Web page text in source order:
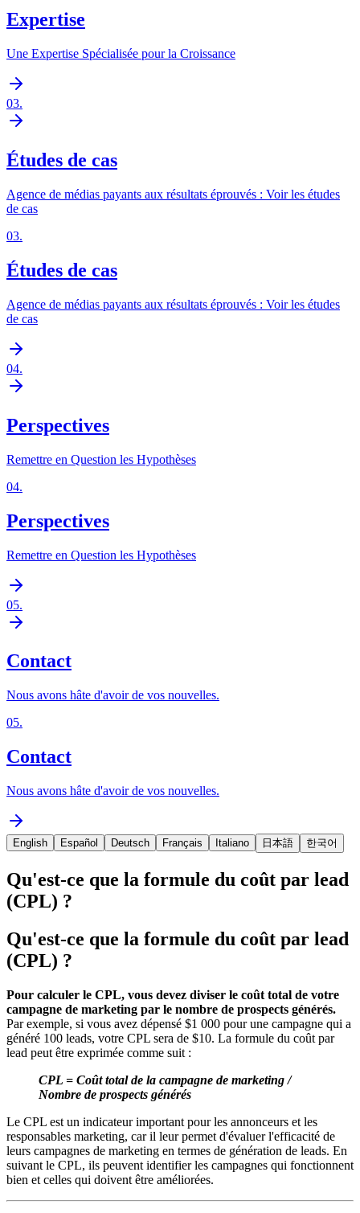
Expertise
Une Expertise Spécialisée pour la Croissance
03.
Études de cas
Agence de médias payants aux résultats éprouvés : Voir les études
de cas
03.
Études de cas
Agence de médias payants aux résultats éprouvés : Voir les études
de cas
04.
Perspectives
Remettre en Question les Hypothèses
04.
Perspectives
Remettre en Question les Hypothèses
05.
Contact
Nous avons hâte d'avoir de vos nouvelles.
05.
Contact
Nous avons hâte d'avoir de vos nouvelles.
English Español Deutsch Français Italiano 日本語 한국어
Qu'est-ce que la formule du coût par lead
(CPL) ?
Qu'est-ce que la formule du coût par lead
(CPL) ?
Pour calculer le CPL, vous devez diviser le coût total de votre
campagne de marketing par le nombre de prospects générés.
Par exemple, si vous avez dépensé $1 000 pour une campagne qui a
généré 100 leads, votre CPL sera de $10. La formule du coût par
lead peut être exprimée comme suit :
CPL = Coût total de la campagne de marketing /
Nombre de prospects générés
Le CPL est un indicateur important pour les annonceurs et les
responsables marketing, car il leur permet d'évaluer l'efficacité de
leurs campagnes de marketing en termes de génération de leads. En
suivant le CPL, ils peuvent identifier les campagnes qui fonctionnent
bien et celles qui doivent être améliorées.